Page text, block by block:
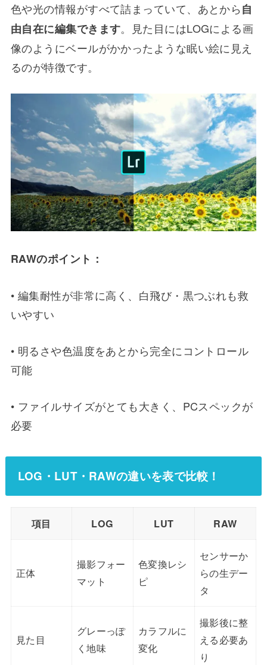
色や光の情報がすべて詰まっていて、あとから自
由自在に編集できます。見た目にはLOGによる画
像のようにベールがかかったような眠い絵に見え
るのが特徴です。
RAWのポイント：
• 編集耐性が非常に高く、白飛び・黒つぶれも救
いやすい
• 明るさや色温度をあとから完全にコントロール
可能
• ファイルサイズがとても大きく、PCスペックが
必要
LOG・LUT・RAWの違いを表で比較！
項目 LOG LUT RAW
正体
撮影フォー
マット
色変換レシ
ピ
センサーか
らの生デー
タ
見た目
グレーっぽ
く地味
カラフルに
変化
撮影後に整
える必要あ
り